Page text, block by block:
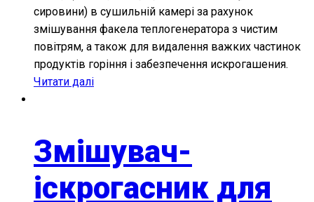
сировини) в сушильній камері за рахунок
змішування факела теплогенератора з чистим
повітрям, а також для видалення важких частинок
продуктів горіння і забезпечення искрогашения.
Читати далі
Змішувач-
іскрогасник для